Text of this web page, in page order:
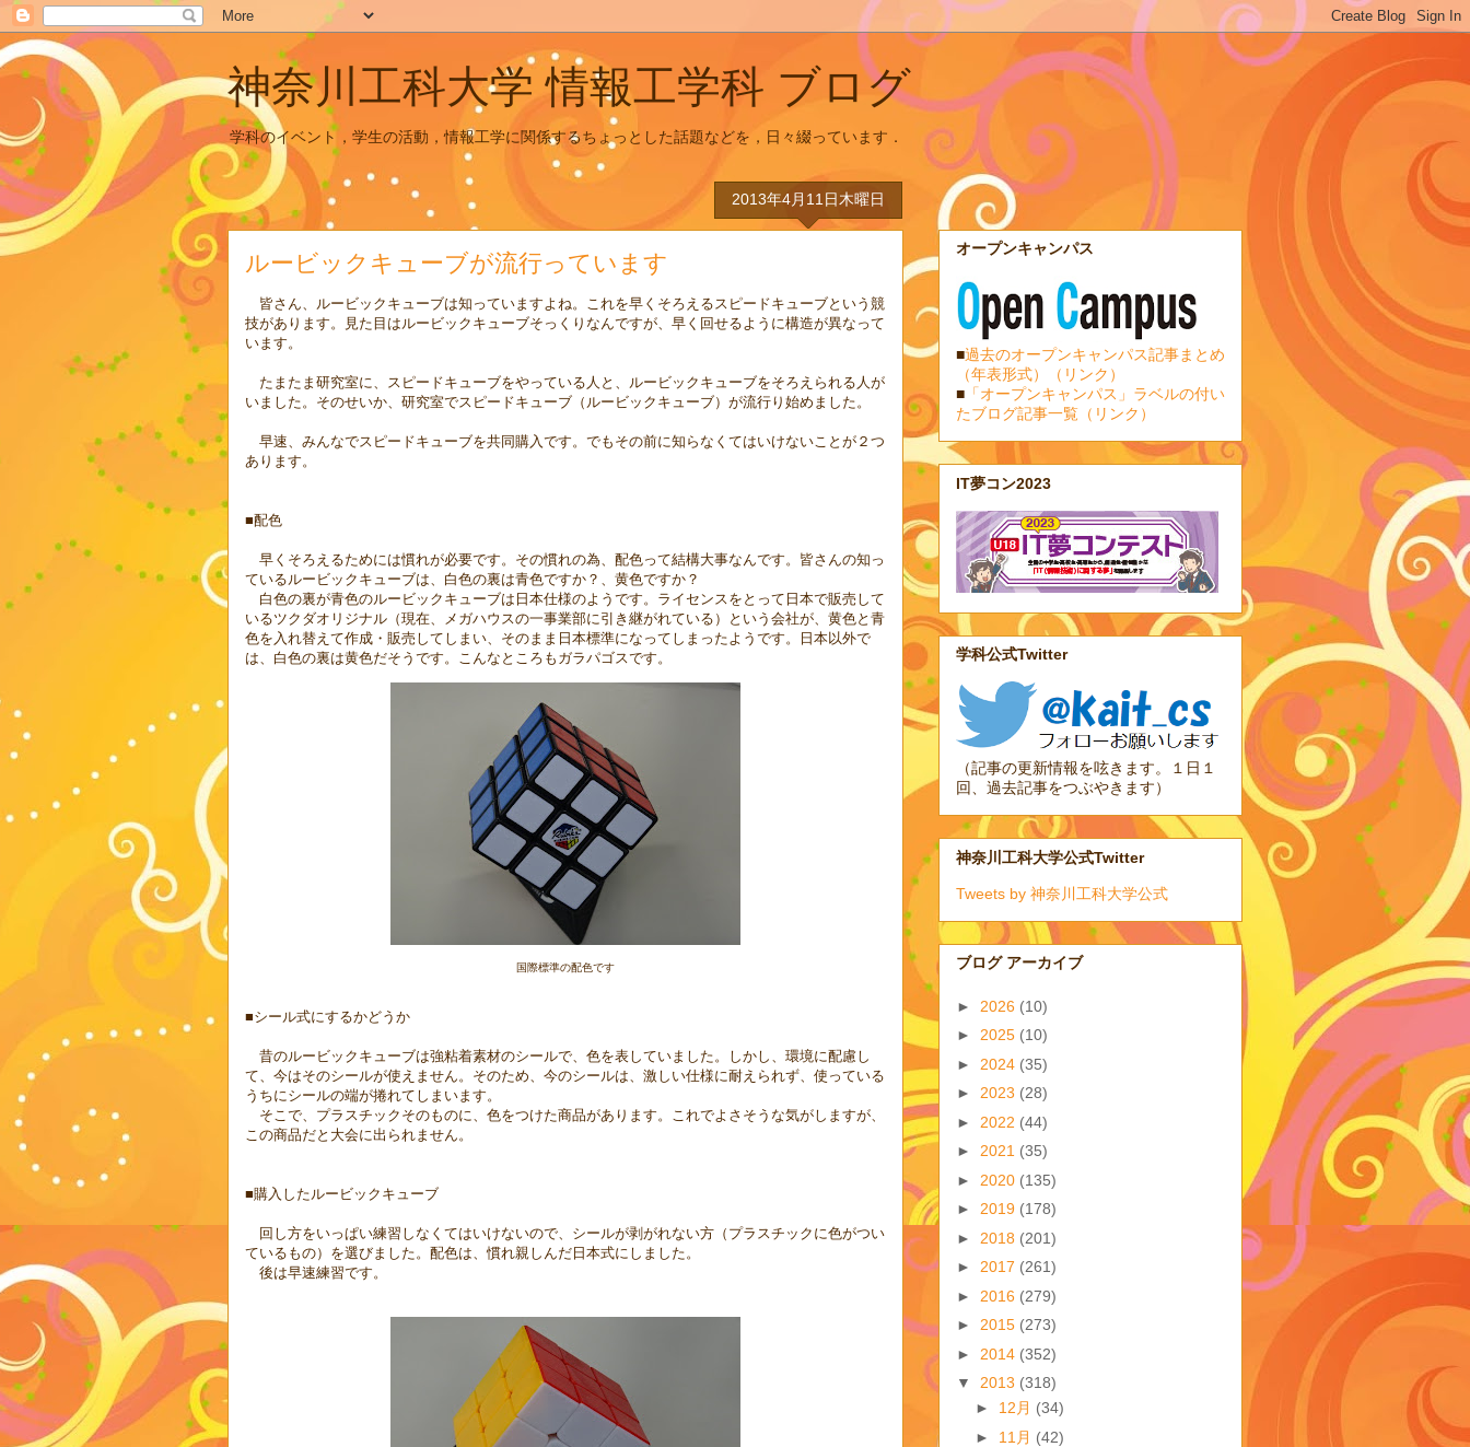
神奈川工科大学 情報工学科 ブログ
学科のイベント，学生の活動，情報工学に関係するちょっとした話題などを，日々綴っています．
2013年4月11日木曜日
ルービックキューブが流行っています
皆さん、ルービックキューブは知っていますよね。これを早くそろえるスピードキューブという競
技があります。見た目はルービックキューブそっくりなんですが、早く回せるように構造が異なって
います。
たまたま研究室に、スピードキューブをやっている人と、ルービックキューブをそろえられる人が
いました。そのせいか、研究室でスピードキューブ（ルービックキューブ）が流行り始めました。
早速、みんなでスピードキューブを共同購入です。でもその前に知らなくてはいけないことが２つ
あります。
■配色
早くそろえるためには慣れが必要です。その慣れの為、配色って結構大事なんです。皆さんの知っ
ているルービックキューブは、白色の裏は青色ですか？、黄色ですか？
白色の裏が青色のルービックキューブは日本仕様のようです。ライセンスをとって日本で販売して
いるツクダオリジナル（現在、メガハウスの一事業部に引き継がれている）という会社が、黄色と青
色を入れ替えて作成・販売してしまい、そのまま日本標準になってしまったようです。日本以外で
は、白色の裏は黄色だそうです。こんなところもガラパゴスです。
国際標準の配色です
■シール式にするかどうか
昔のルービックキューブは強粘着素材のシールで、色を表していました。しかし、環境に配慮し
て、今はそのシールが使えません。そのため、今のシールは、激しい仕様に耐えられず、使っている
うちにシールの端が捲れてしまいます。
そこで、プラスチックそのものに、色をつけた商品があります。これでよさそうな気がしますが、
この商品だと大会に出られません。
■購入したルービックキューブ
回し方をいっぱい練習しなくてはいけないので、シールが剥がれない方（プラスチックに色がつい
ているもの）を選びました。配色は、慣れ親しんだ日本式にしました。
後は早速練習です。
オープンキャンパス
■過去のオープンキャンパス記事まとめ
（年表形式）（リンク）
■ 「オープンキャンパス」ラベルの付い
たブログ記事一覧（リンク）
IT夢コン2023
学科公式Twitter
（記事の更新情報を呟きます。１日１
回、過去記事をつぶやきます）
神奈川工科大学公式Twitter
Tweets by 神奈川工科大学公式
ブログ アーカイブ
► 2026 (10)
► 2025 (10)
► 2024 (35)
► 2023 (28)
► 2022 (44)
► 2021 (35)
► 2020 (135)
► 2019 (178)
► 2018 (201)
► 2017 (261)
► 2016 (279)
► 2015 (273)
► 2014 (352)
▼ 2013 (318)
► 12月 (34)
► 11月 (42)